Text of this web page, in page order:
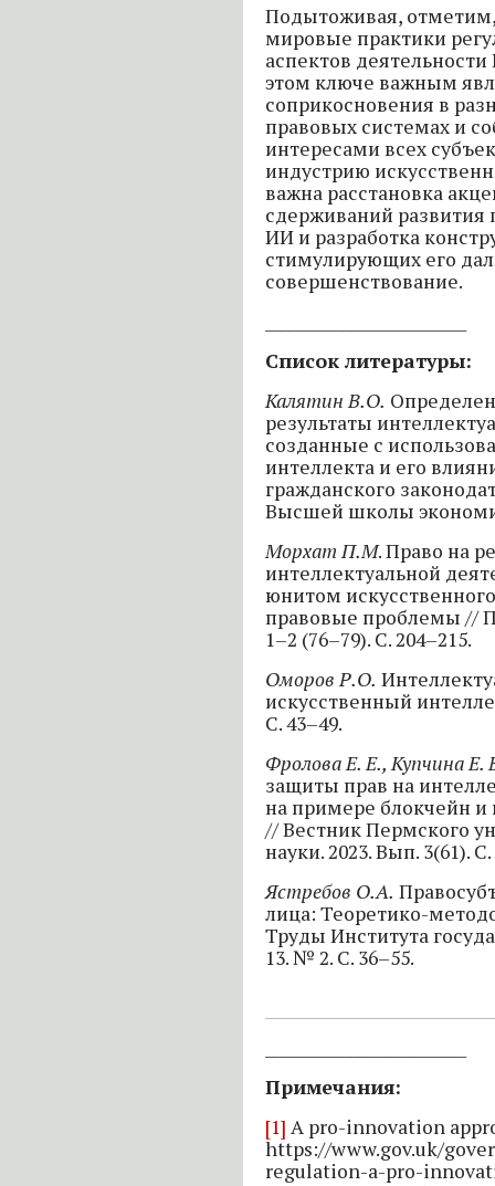
Подытоживая,
мировые практики
аспектов
этом ключе важным
соприкосновения в
правовых системах и
интересами всех
индустрию
важна расстановка
сдерживаний развития
ИИ и разработка
стимулирующих его
совершенствование.
Список литературы:
Калятин В.О.
результаты
созданные с
интеллекта и его
гражданского
Высшей школы
Морхат П.М. Право на
интеллектуальной
юнитом
правовые проблемы //
1–2 (76–79). С. 204–215.
Оморов Р.О.
искусственный
С. 43–49.
Фролова Е. Е., Купчина Е.
защиты прав на
на примере блокчейн и
// Вестник Пермского
науки. 2023. Вып. 3(61).
Ястребов О.А.
лица: Теоретико-
Труды Института
13. № 2. С. 36–55.
Примечания:
[1] A pro-innovation
https://www.gov.uk/
regulation-a-pro-